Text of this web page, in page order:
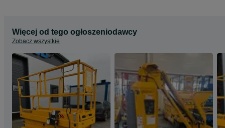
Więcej od tego ogłoszeniodawcy
Zobacz wszystkie